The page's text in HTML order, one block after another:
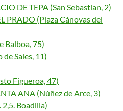
DE TEPA (San Sebastian, 2)
PRADO (Plaza Cánovas del
Balboa, 75)
Sales, 11)
Figueroa, 47)
ANA (Núñez de Arce, 3)
Boadilla)